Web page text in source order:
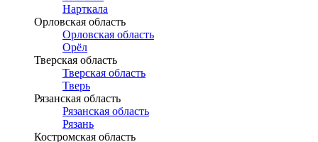
Нарткала
Орловская область
Орловская область
Орёл
Тверская область
Тверская область
Тверь
Рязанская область
Рязанская область
Рязань
Костромская область